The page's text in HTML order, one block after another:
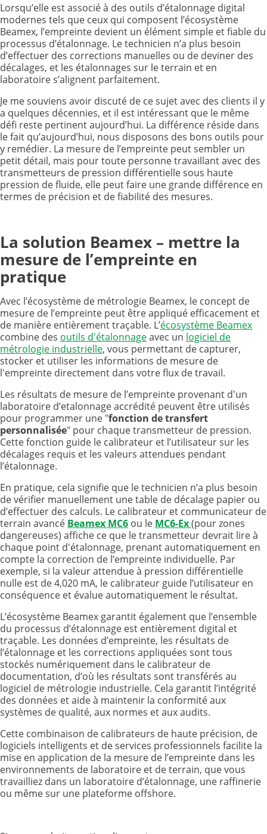
Lorsqu’elle est associé à des outils d’étalonnage digital
modernes tels que ceux qui composent l’écosystème
Beamex, l’empreinte devient un élément simple et fiable du
processus d’étalonnage. Le technicien n’a plus besoin
d’effectuer des corrections manuelles ou de deviner des
décalages, et les étalonnages sur le terrain et en
laboratoire s’alignent parfaitement.
Je me souviens avoir discuté de ce sujet avec des clients il y
a quelques décennies, et il est intéressant que le même
défi reste pertinent aujourd’hui. La différence réside dans
le fait qu’aujourd’hui, nous disposons des bons outils pour
y remédier. La mesure de l’empreinte peut sembler un
petit détail, mais pour toute personne travaillant avec des
transmetteurs de pression différentielle sous haute
pression de fluide, elle peut faire une grande différence en
termes de précision et de fiabilité des mesures.
La solution Beamex – mettre la
mesure de l’empreinte en
pratique
Avec l’écosystème de métrologie Beamex, le concept de
mesure de l’empreinte peut être appliqué efficacement et
de manière entièrement traçable. L’écosystème Beamex
combine des outils d'étalonnageavec un logiciel de
métrologie industrielle, vous permettant de capturer,
stocker et utiliser les informations de mesure de
l'empreinte directement dans votre flux de travail.
Les résultats de mesure de l’empreinte provenant d'un
laboratoire d’etalonnage accrédité peuvent être utilisés
pour programmer une "fonction de transfert
personnalisée" pour chaque transmetteur de pression.
Cette fonction guide le calibrateur et l’utilisateur sur les
décalages requis et les valeurs attendues pendant
l’étalonnage.
En pratique, cela signifie que le technicien n’a plus besoin
de vérifier manuellement une table de décalage papier ou
d’effectuer des calculs. Le calibrateur et communicateur de
terrain avancé Beamex MC6 ou le MC6-Ex(pour zones
dangereuses) affiche ce que le transmetteur devrait lire à
chaque point d'étalonnage, prenant automatiquement en
compte la correction de l’empreinte individuelle. Par
exemple, si la valeur attendue à pression différentielle
nulle est de 4,020 mA, le calibrateur guide l’utilisateur en
conséquence et évalue automatiquement le résultat.
L’écosystème Beamex garantit également que l’ensemble
du processus d’étalonnage est entièrement digital et
traçable. Les données d’empreinte, les résultats de
l’étalonnage et les corrections appliquées sont tous
stockés numériquement dans le calibrateur de
documentation, d’où les résultats sont transférés au
logiciel de métrologie industrielle. Cela garantit l’intégrité
des données et aide à maintenir la conformité aux
systèmes de qualité, aux normes et aux audits.
Cette combinaison de calibrateurs de haute précision, de
logiciels intelligents et de services professionnels facilite la
mise en application de la mesure de l’empreinte dans les
environnements de laboratoire et de terrain, que vous
travailliez dans un laboratoire d’étalonnage, une raffinerie
ou même sur une plateforme offshore.